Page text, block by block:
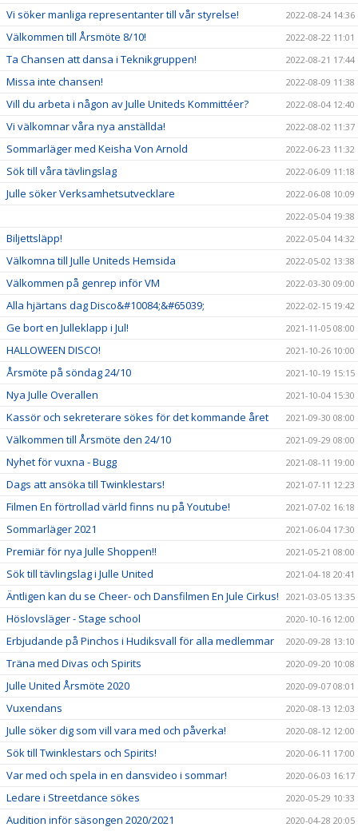
Vi söker manliga representanter till vår styrelse! 2022-08-24 14:36
Välkommen till Årsmöte 8/10! 2022-08-22 11:01
Ta Chansen att dansa i Teknikgruppen! 2022-08-21 17:44
Missa inte chansen! 2022-08-09 11:38
Vill du arbeta i någon av Julle Uniteds Kommittéer? 2022-08-04 12:40
Vi välkomnar våra nya anställda! 2022-08-02 11:37
Sommarläger med Keisha Von Arnold 2022-06-23 11:32
Sök till våra tävlingslag 2022-06-09 11:18
Julle söker Verksamhetsutvecklare
2022-06-08 10:09
2022-05-04 19:38
Biljettsläpp! 2022-05-04 14:32
Välkomna till Julle Uniteds Hemsida 2022-05-02 13:38
Välkommen på genrep inför VM 2022-03-30 09:00
Alla hjärtans dag Disco&#10084;&#65039; 2022-02-15 19:42
Ge bort en Julleklapp i Jul! 2021-11-05 08:00
HALLOWEEN DISCO! 2021-10-26 10:00
Årsmöte på söndag 24/10 2021-10-19 15:15
Nya Julle Overallen 2021-10-04 15:30
Kassör och sekreterare sökes för det kommande året 2021-09-30 08:00
Välkommen till Årsmöte den 24/10 2021-09-29 08:00
Nyhet för vuxna - Bugg 2021-08-11 19:00
Dags att ansöka till Twinklestars! 2021-07-11 12:23
Filmen En förtrollad värld finns nu på Youtube! 2021-07-02 16:18
Sommarläger 2021 2021-06-04 17:30
Premiär för nya Julle Shoppen!! 2021-05-21 08:00
Sök till tävlingslag i Julle United 2021-04-18 20:41
Äntligen kan du se Cheer- och Dansfilmen En Jule Cirkus! 2021-03-05 13:35
Höslovsläger - Stage school 2020-10-16 12:00
Erbjudande på Pinchos i Hudiksvall för alla medlemmar 2020-09-28 13:10
Träna med Divas och Spirits 2020-09-20 10:08
Julle United Årsmöte 2020 2020-09-07 08:01
Vuxendans 2020-08-13 12:03
Julle söker dig som vill vara med och påverka! 2020-08-12 12:00
Sök till Twinklestars och Spirits! 2020-06-11 17:00
Var med och spela in en dansvideo i sommar! 2020-06-03 16:17
Ledare i Streetdance sökes 2020-05-29 10:33
Audition inför säsongen 2020/2021 2020-04-28 20:05